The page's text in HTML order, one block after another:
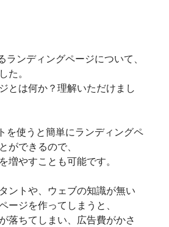
ンディングページについて、
た。
とは何か？理解いただけまし
を使うと簡単にランディングペ
ができるので、
増やすことも可能です。
ントや、ウェブの知識が無い
ージを作ってしまうと、
落ちてしまい、広告費がかさ